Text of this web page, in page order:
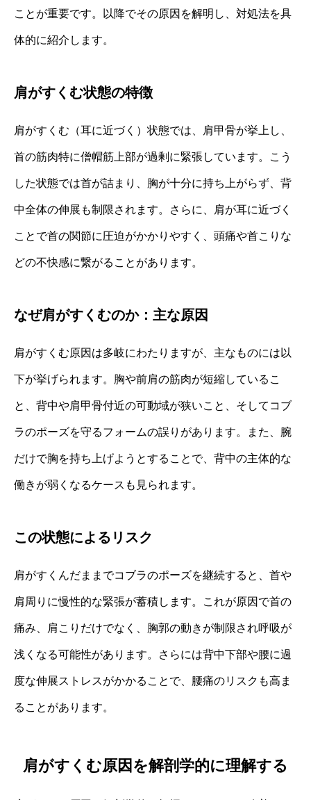
ことが重要です。以降でその原因を解明し、対処法を具
体的に紹介します。
肩がすくむ状態の特徴
肩がすくむ（耳に近づく）状態では、肩甲骨が挙上し、
首の筋肉特に僧帽筋上部が過剰に緊張しています。こう
した状態では首が詰まり、胸が十分に持ち上がらず、背
中全体の伸展も制限されます。さらに、肩が耳に近づく
ことで首の関節に圧迫がかかりやすく、頭痛や首こりな
どの不快感に繋がることがあります。
なぜ肩がすくむのか：主な原因
肩がすくむ原因は多岐にわたりますが、主なものには以
下が挙げられます。胸や前肩の筋肉が短縮しているこ
と、背中や肩甲骨付近の可動域が狭いこと、そしてコブ
ラのポーズを守るフォームの誤りがあります。また、腕
だけで胸を持ち上げようとすることで、背中の主体的な
働きが弱くなるケースも見られます。
この状態によるリスク
肩がすくんだままでコブラのポーズを継続すると、首や
肩周りに慢性的な緊張が蓄積します。これが原因で首の
痛み、肩こりだけでなく、胸郭の動きが制限され呼吸が
浅くなる可能性があります。さらには背中下部や腰に過
度な伸展ストレスがかかることで、腰痛のリスクも高ま
ることがあります。
肩がすくむ原因を解剖学的に理解する